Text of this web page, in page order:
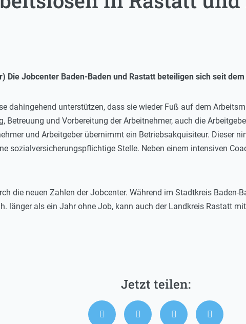
Die Jobcenter Baden-Baden und Rastatt beteiligen sich seit
dahingehend unterstützen, dass sie wieder Fuß auf dem
Betreuung und Vorbereitung der Arbeitnehmer, auch die
und Arbeitgeber übernimmt ein Betriebsakquisiteur. Dieser
sozialversicherungspflichtige Stelle. Neben einem intensiven
die neuen Zahlen der Jobcenter. Während im Stadtkreis Baden-
länger als ein Jahr ohne Job, kann auch der Landkreis Rastatt